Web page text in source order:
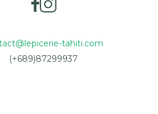
tahiti.com
(+689)87299937